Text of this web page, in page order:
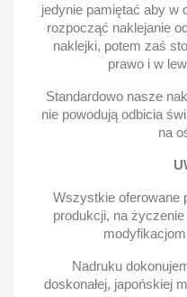
jedynie pamiętać aby w
rozpocząć naklejanie
naklejki, potem zaś
prawo i w
Standardowo nasze
nie powodują odbicia
na
Wszystkie oferowane
produkcji, na
Nadruku
doskonałej, japońskiej